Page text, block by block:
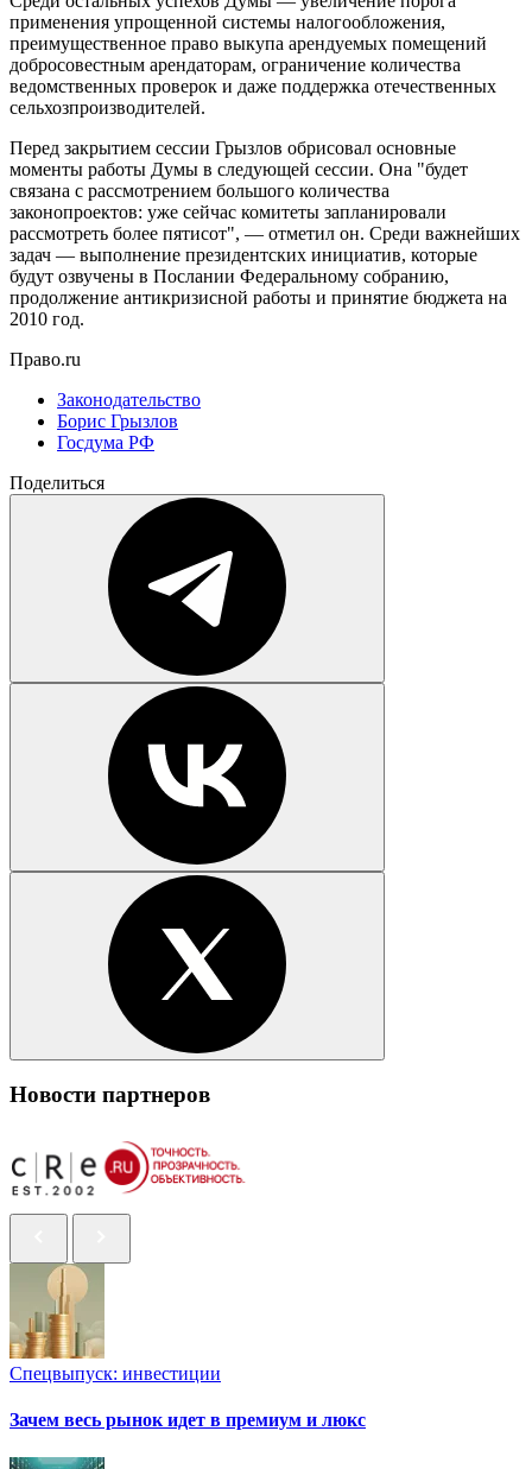
применения упрощенной системы налогообложения,
преимущественное право выкупа арендуемых помещений
добросовестным арендаторам, ограничение количества
ведомственных проверок и даже поддержка отечественных
сельхозпроизводителей.
Перед закрытием сессии Грызлов обрисовал основные
моменты работы Думы в следующей сессии. Она "будет
связана с рассмотрением большого количества
законопроектов: уже сейчас комитеты запланировали
рассмотреть более пятисот", — отметил он. Среди важнейших
задач — выполнение президентских инициатив, которые
будут озвучены в Послании Федеральному собранию,
продолжение антикризисной работы и принятие бюджета на
2010 год.
Право.ru
Законодательство
Борис Грызлов
Госдума РФ
Поделиться
Новости партнеров
Спецвыпуск: инвестиции
Зачем весь рынок идет в премиум и люкс